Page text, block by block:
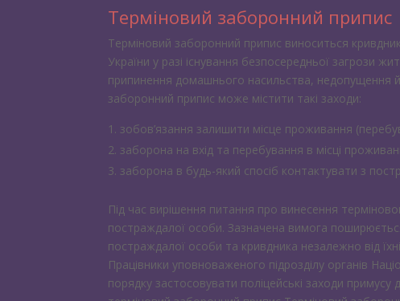
Терміновий заборонний припис
Терміновий заборонний припис виноситься
України у разі існування безпосередньої загрози
припинення домашнього насильства, недопущення
заборонний припис може містити такі заходи:
зобов’язання залишити місце проживання
заборона на вхід та перебування в місці
заборона в будь-який спосіб контактувати з
Під час вирішення питання про винесення
постраждалої особи. Зазначена вимога
постраждалої особи та кривдника незалежно від
Працівники уповноваженого підрозділу органів
порядку застосовувати поліцейські заходи